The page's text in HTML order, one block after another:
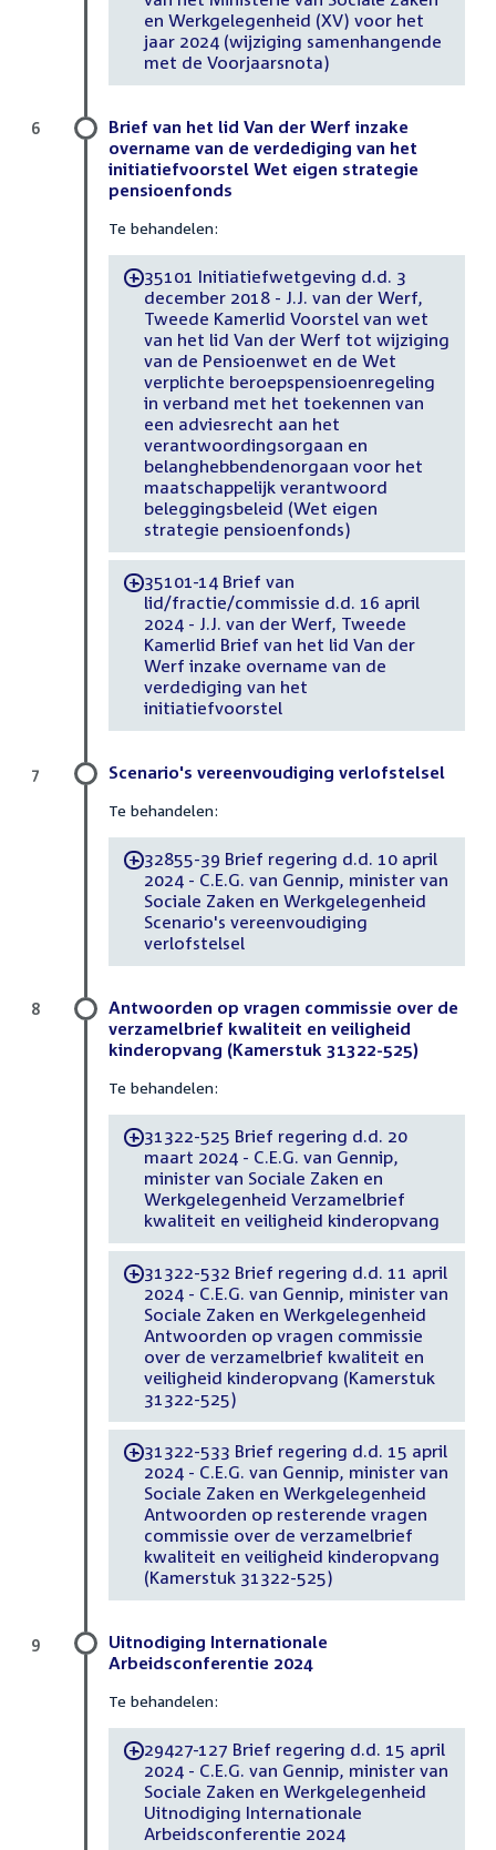
en Werkgelegenheid (XV) voor het
jaar 2024 (wijziging samenhangende
met de Voorjaarsnota)
Brief van het lid Van der Werf inzake
overname van de verdediging van het
initiatiefvoorstel Wet eigen strategie
pensioenfonds
Te behandelen:
-35101 Initiatiefwetgeving d.d. 3
december 2018 - J.J. van der Werf,
Tweede Kamerlid Voorstel van wet
van het lid Van der Werf tot wijziging
van de Pensioenwet en de Wet
verplichte beroepspensioenregeling
in verband met het toekennen van
een adviesrecht aan het
verantwoordingsorgaan en
belanghebbendenorgaan voor het
maatschappelijk verantwoord
beleggingsbeleid (Wet eigen
strategie pensioenfonds)
-35101-14 Brief van
lid/fractie/commissie d.d. 16 april
2024 - J.J. van der Werf, Tweede
Kamerlid Brief van het lid Van der
Werf inzake overname van de
verdediging van het
initiatiefvoorstel
6
Scenario's vereenvoudiging verlofstelsel
Te behandelen:
-32855-39 Brief regering d.d. 10 april
2024 - C.E.G. van Gennip, minister van
Sociale Zaken en Werkgelegenheid
Scenario's vereenvoudiging
verlofstelsel
7
Antwoorden op vragen commissie over de
verzamelbrief kwaliteit en veiligheid
kinderopvang (Kamerstuk 31322-525)
Te behandelen:
-31322-525 Brief regering d.d. 20
maart 2024 - C.E.G. van Gennip,
minister van Sociale Zaken en
Werkgelegenheid Verzamelbrief
kwaliteit en veiligheid kinderopvang
-31322-532 Brief regering d.d. 11 april
2024 - C.E.G. van Gennip, minister van
Sociale Zaken en Werkgelegenheid
Antwoorden op vragen commissie
over de verzamelbrief kwaliteit en
veiligheid kinderopvang (Kamerstuk
31322-525)
-31322-533 Brief regering d.d. 15 april
2024 - C.E.G. van Gennip, minister van
Sociale Zaken en Werkgelegenheid
Antwoorden op resterende vragen
commissie over de verzamelbrief
kwaliteit en veiligheid kinderopvang
(Kamerstuk 31322-525)
8
Uitnodiging Internationale
Arbeidsconferentie 2024
Te behandelen:
-29427-127 Brief regering d.d. 15 april
2024 - C.E.G. van Gennip, minister van
Sociale Zaken en Werkgelegenheid
Uitnodiging Internationale
Arbeidsconferentie 2024
9